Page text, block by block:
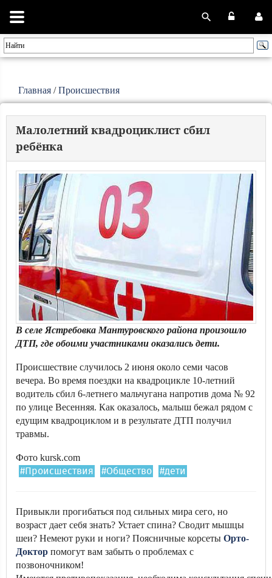
Главная /Происшествия
Малолетний квадроциклист сбил
ребёнка
В селе Ястребовка Мантуровского района произошло
ДТП, где обоими участниками оказались дети.
Происшествие случилось 2 июня около семи часов
вечера. Во время поездки на квадроцикле 10-летний
водитель сбил 6-летнего мальчугана напротив дома № 92
по улице Весенняя. Как оказалось, малыш бежал рядом с
едущим квадроциклом и в результате ДТП получил
травмы.
Фото kursk.com
#Происшествия #Общество #дети
Привыкли прогибаться под сильных мира сего, но
возраст дает себя знать? Устает спина? Сводит мышцы
шеи? Немеют руки и ноги? Поясничные корсеты Орто-
Доктор помогут вам забыть о проблемах с
позвоночником!